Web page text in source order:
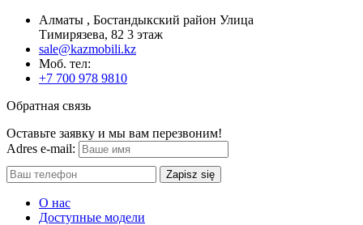
Алматы , Бостандыкский район Улица
Тимирязева, 82 3 этаж
sale@kazmobili.kz
Moб. тел:
+7 700 978 9810
Обратная связь
Оставьте заявку и мы вам перезвоним!
Adres e-mail:
Zapisz się
О нас
Доступные модели